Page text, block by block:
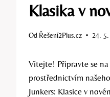
Klasika v
Od Řešení2Plus.cz 24.
Vítejte! Připravte se
prostřednictvím
Junkers: Klasice v